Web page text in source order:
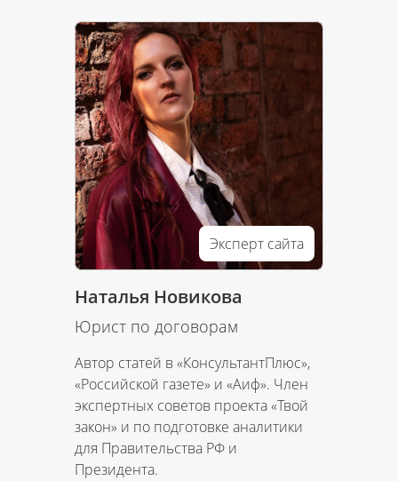
Эксперт сайта
Наталья Новикова
Юрист по договорам
Автор статей в «КонсультантПлюс»,
«Российской газете» и «Аиф». Член
экспертных советов проекта «Твой
закон» и по подготовке аналитики
для Правительства РФ и
Президента.